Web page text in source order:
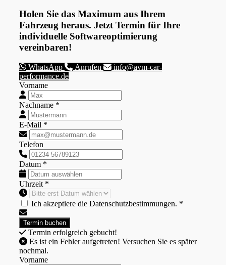
Holen Sie das Maximum aus Ihrem
Fahrzeug heraus. Jetzt Termin für Ihre
individuelle Softwareoptimierung
vereinbaren!
WhatsApp Anrufen
info@avm-car-
performance.de
Vorname
Nachname *
E-Mail *
Telefon
Datum *
Uhrzeit *
Ich akzeptiere die Datenschutzbestimmungen. *
Termin erfolgreich gebucht!
nochmal.
Vorname